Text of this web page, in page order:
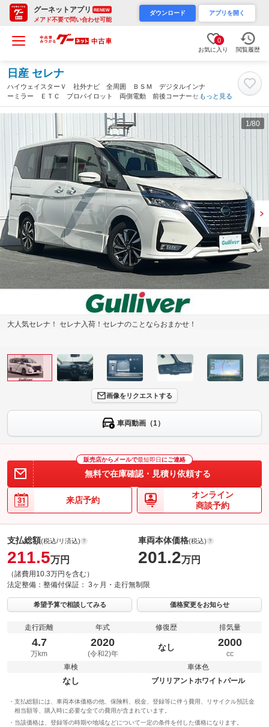
グーネットアプリ RENEW
メアド不要で問い合わせ可能
ダウンロード アプリを開く
0
お気に入り 閲覧履歴
日産 セレナ
ハイウェイスターＶ 社外ナビ 全周囲 ＢＳＭ デジタルインナ
ーミラー ＥＴＣ プロパイロット 両側電動 前後コーナーセン
サー ＵＳＢ レーダークルーズコントロール 衝突軽減 革巻き
ステアリング ＬＥＤヘッドライト 禁煙車（沖縄県）
もっと見る
1 /80
大人気セレナ！ セレナ入荷！セレナのことならおまかせ！
画像をリクエストする
車両動画（1）
販売店からメールで最短即日 にご連絡
無料で在庫確認・見積り依頼する
来店予約
オンライン
商談予約
支払総額(税込/リ済込)
211.5万円
（諸費用10.3万円を含む）
車両本体価格(税込)
201.2万円
法定整備： 整備付保証： 3ヶ月・走行無制限
希望予算で相談してみる 価格変更をお知らせ
走行距離
4.7
万km
年式
2020
(令和2)年
修復歴
なし
排気量
2000
cc
車検
なし
車体色
ブリリアントホワイトパール
支払総額には、車両本体価格の他、保険料、税金、登録等に伴う費用、リサイクル預託金
相当額等、購入時に必要な全ての費用が含まれています。
当該価格は、登録等の時期や地域などについて一定の条件を付した価格になります。